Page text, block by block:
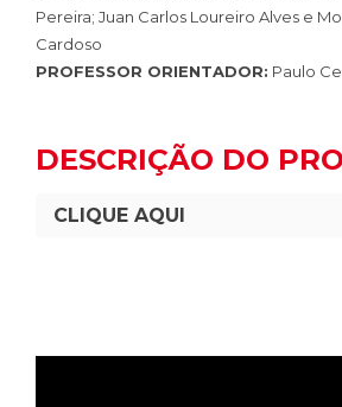
Pereira; Juan Carlos Loureiro Alves e
Cardoso
PROFESSOR ORIENTADOR: Paulo
DESCRIÇÃO DO
CLIQUE AQUI